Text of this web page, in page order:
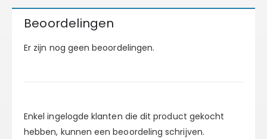
Beoordelingen
Er zijn nog geen beoordelingen.
Enkel ingelogde klanten die dit product gekocht
hebben, kunnen een beoordeling schrijven.